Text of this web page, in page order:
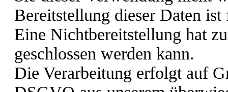
Bereitstellung dieser Daten
Eine Nichtbereitstellung hat
geschlossen werden kann.
Die Verarbeitung erfolgt auf